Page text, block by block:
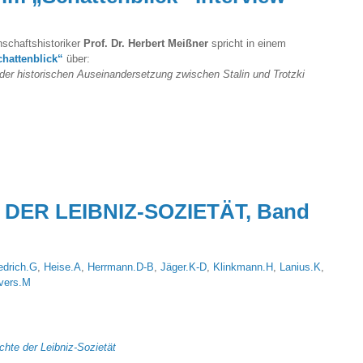
Prof. Dr. Herbert Meißner spricht in einem
über:
historischen Auseinandersetzung zwischen Stalin und Trotzki
LEIBNIZ-SOZIETÄT, Band
Heise.A Herrmann.D-B Jäger.K-D Klinkmann.H Lanius.K
der Leibniz-Sozietät